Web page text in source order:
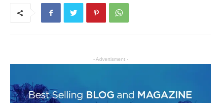
- Advertisment -